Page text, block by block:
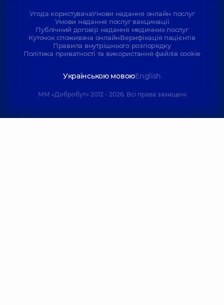
Угода користувачаУмови надання онлайн послуг
Умови надання послуг вакцинації
Публічний договір надання медичних послуг
Куточок споживача онлайнВерифікація пацієнтів
Правила внутрішнього розпорядку
Політика приватності та використання файлів cookie
Українською мовоюEnglish
ММ «Добробут» 2012 - 2026. Всі права захищені